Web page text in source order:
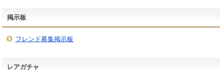
掲示板
フレンド募集掲示板
レアガチャ